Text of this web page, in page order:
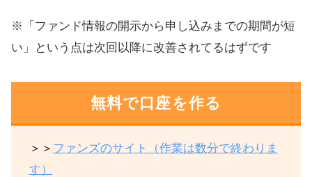
※「ファンド情報の開示から申し込みまでの期間が短
い」という点は次回以降に改善されてるはずです
無料で口座を作る
＞＞ ファンズのサイト（作業は数分で終わりま
す）